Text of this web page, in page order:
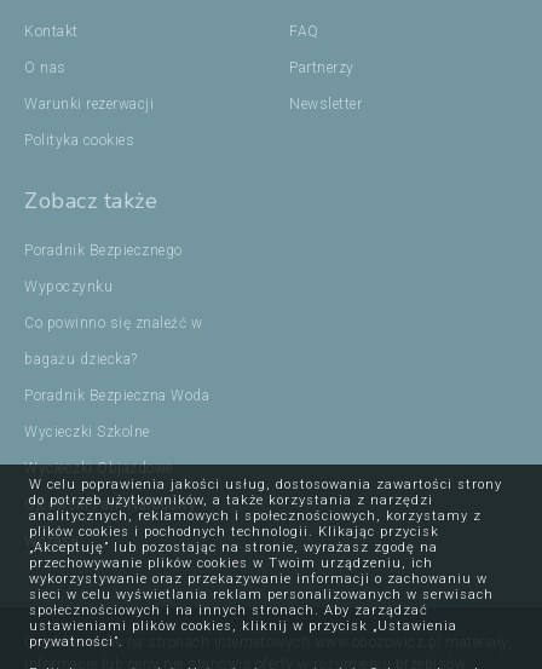
Kontakt
O nas
Warunki rezerwacji
Polityka cookies
FAQ
Partnerzy
Newsletter
Zobacz także
Poradnik Bezpiecznego
Wypoczynku
Co powinno się znaleźć w
bagażu dziecka?
Poradnik Bezpieczna Woda
Wycieczki Szkolne
Wycieczki Objazdowe
Ojcowski Park Narodowy
Wczasy
Opublikowane na stronach internetowych www.obozowicz.pl materiały,
informacje lub ceny nie stanowią oferty w rozumieniu przepisów
W celu poprawienia jakości usług, dostosowania zawartości strony
do potrzeb użytkowników, a także korzystania z narzędzi
analitycznych, reklamowych i społecznościowych, korzystamy z
plików cookies i pochodnych technologii. Klikając przycisk
„Akceptuję” lub pozostając na stronie, wyrażasz zgodę na
przechowywanie plików cookies w Twoim urządzeniu, ich
wykorzystywanie oraz przekazywanie informacji o zachowaniu w
sieci w celu wyświetlania reklam personalizowanych w serwisach
społecznościowych i na innych stronach. Aby zarządzać
ustawieniami plików cookies, kliknij w przycisk „Ustawienia
prywatności”.